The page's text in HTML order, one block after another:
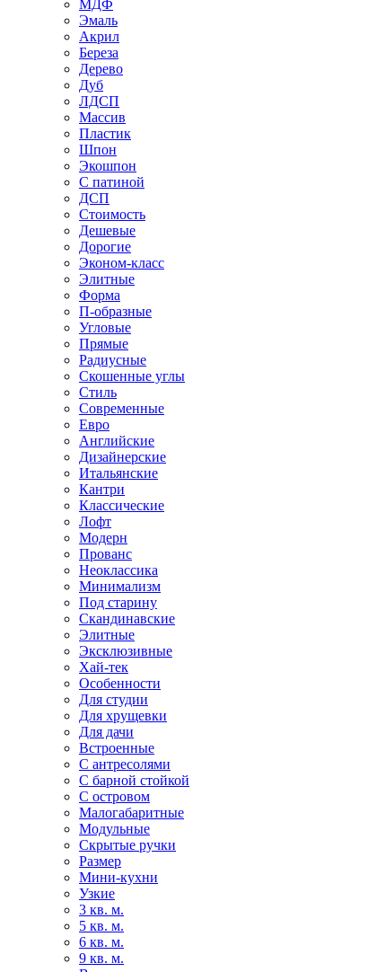
МДФ
Эмаль
Акрил
Береза
Дерево
Дуб
ЛДСП
Массив
Пластик
Шпон
Экошпон
С патиной
ДСП
Стоимость
Дешевые
Дорогие
Эконом-класс
Элитные
Форма
П-образные
Угловые
Прямые
Радиусные
Скошенные углы
Стиль
Современные
Евро
Английские
Дизайнерские
Итальянские
Кантри
Классические
Лофт
Модерн
Прованс
Неоклассика
Минимализм
Под старину
Скандинавские
Элитные
Эксклюзивные
Хай-тек
Особенности
Для студии
Для хрущевки
Для дачи
Встроенные
С антресолями
С барной стойкой
С островом
Малогабаритные
Модульные
Скрытые ручки
Размер
Мини-кухни
Узкие
3 кв. м.
5 кв. м.
6 кв. м.
9 кв. м.